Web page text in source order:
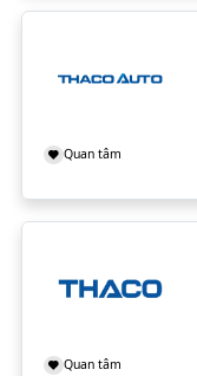
Quan tâm
Quan tâm